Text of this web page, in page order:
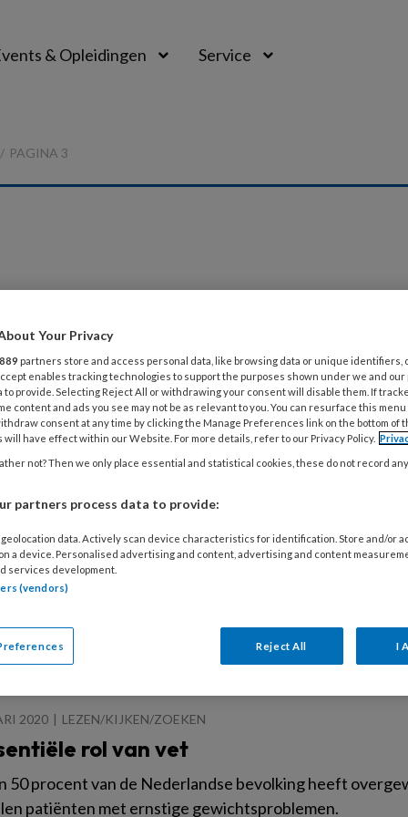
& Opleidingen Service
PAGINA 3
Balanceren tussen macht en onmacht
de Belgische professor Edgard Eeckman, beschrijft
raakt verstoord en als patiënt kun je, even of
ouder worden – Healthy ageing
leefstijl speelt een essentiële rol bij het gezond ouder
2020 LEZEN/KIJKEN/ZOEKEN
rol van vet
50 procent van de Nederlandse bevolking heeft
patiënten met ernstige gewichtsproblemen.
Your Privacy
889 partners store and access personal data, like browsing data or unique identifiers,
enables tracking technologies to support the purposes shown under we and
to provide. Selecting Reject All or withdrawing your consent will disable them. If
content and ads you see may not be as relevant to you. You can resurface this
consent at any time by clicking the Manage Preferences link on the bottom of
will have effect within our Website. For more details, refer to our Privacy Policy.
not? Then we only place essential and statistical cookies, these do not record
partners process data to provide:
data. Actively scan device characteristics for identification. Store and/or
a device. Personalised advertising and content, advertising and content
services development.
(vendors)
Reject All I